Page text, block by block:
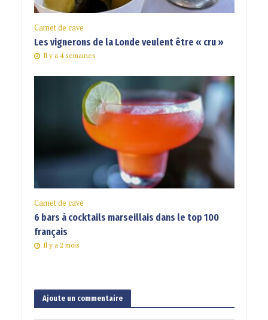
Carnet de cave
Les vignerons de la Londe veulent être « cru »
Il y a 4 semaines
Carnet de cave
6 bars à cocktails marseillais dans le top 100
français
Il y a 2 mois
Ajoute un commentaire